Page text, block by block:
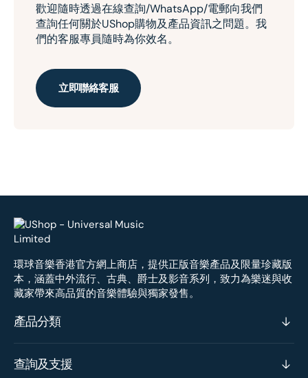
歡迎隨時透過在線查詢/WhatsApp/電郵向我們
查詢任何關於UShop購物及產品資訊之問題。我
們的客服專員隨時為你效名。
立即聯絡客服
環球音樂香港官方網上商店，提供正版音樂產品及限量珍藏版
本，涵蓋中外流行、古典、爵士及影音系列，致力為樂迷與收
藏家帶來高品質的音樂體驗與獨家發售。
產品分類
查詢及支援